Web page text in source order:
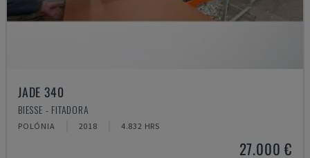
JADE 340
BIESSE - FITADORA
POLÓNIA 2018 4.832 HRS
27.000 €